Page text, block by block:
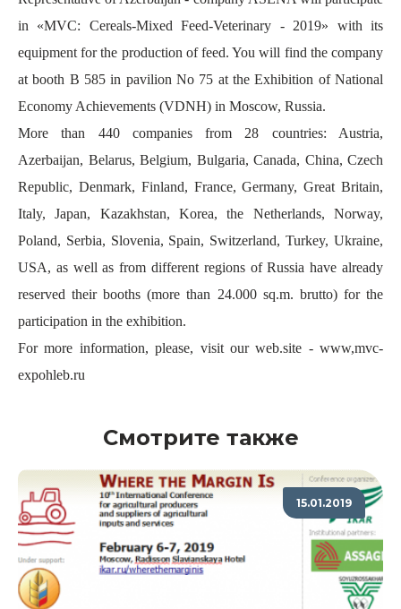
in «MVC: Cereals-Mixed Feed-Veterinary - 2019» with its
equipment for the production of feed. You will find the company
at booth B 585 in pavilion No 75 at the Exhibition of National
Economy Achievements (VDNH) in Moscow, Russia.
More than 440 companies from 28 countries: Austria,
Azerbaijan, Belarus, Belgium, Bulgaria, Canada, China, Czech
Republic, Denmark, Finland, France, Germany, Great Britain,
Italy, Japan, Kazakhstan, Korea, the Netherlands, Norway,
Poland, Serbia, Slovenia, Spain, Switzerland, Turkey, Ukraine,
USA, as well as from different regions of Russia have already
reserved their booths (more than 24.000 sq.m. brutto) for the
participation in the exhibition.
For more information, please, visit our web.site - www,mvc-
expohleb.ru
Смотрите также
15.01.2019